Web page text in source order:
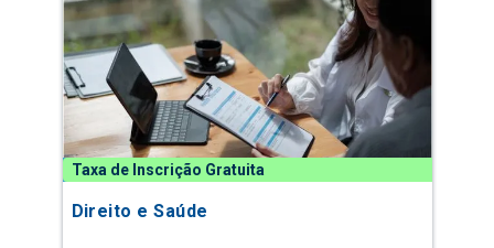
Taxa de Inscrição Gratuita
Direito e Saúde